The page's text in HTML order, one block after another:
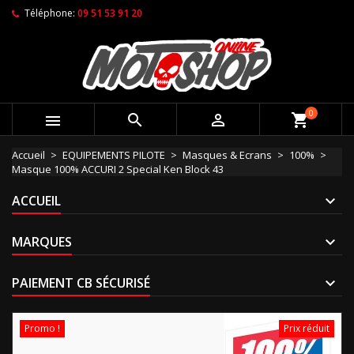
Téléphone: 09 51 53 91 20
   shopping_cart0
Accueil EQUIPEMENTS PILOTE Masques & Ecrans
100%
Masque 100% ACCURI 2 Special Ken Block 43
ACCUEIL
MARQUES
PAIEMENT CB SÉCURISÉ
Promo ! Prix réduit